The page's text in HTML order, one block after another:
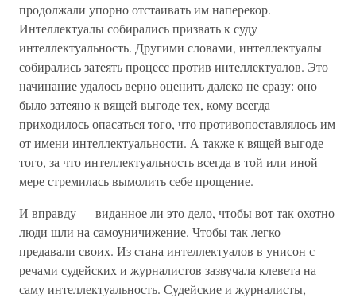
продолжали упорно отстаивать им наперекор.
Интеллектуалы собирались призвать к суду
интеллектуальность. Другими словами, интеллектуалы
собирались затеять процесс против интеллектуалов. Это
начинание удалось верно оценить далеко не сразу: оно
было затеяно к вящей выгоде тех, кому всегда
приходилось опасаться того, что противопоставлялось им
от имени интеллектуальности. А также к вящей выгоде
того, за что интеллектуальность всегда в той или иной
мере стремилась вымолить себе прощение.
И вправду — виданное ли это дело, чтобы вот так охотно
люди шли на самоуничижение. Чтобы так легко
предавали своих. Из стана интеллектуалов в унисон с
речами судейских и журналистов зазвучала клевета на
саму интеллектуальность. Судейские и журналисты,